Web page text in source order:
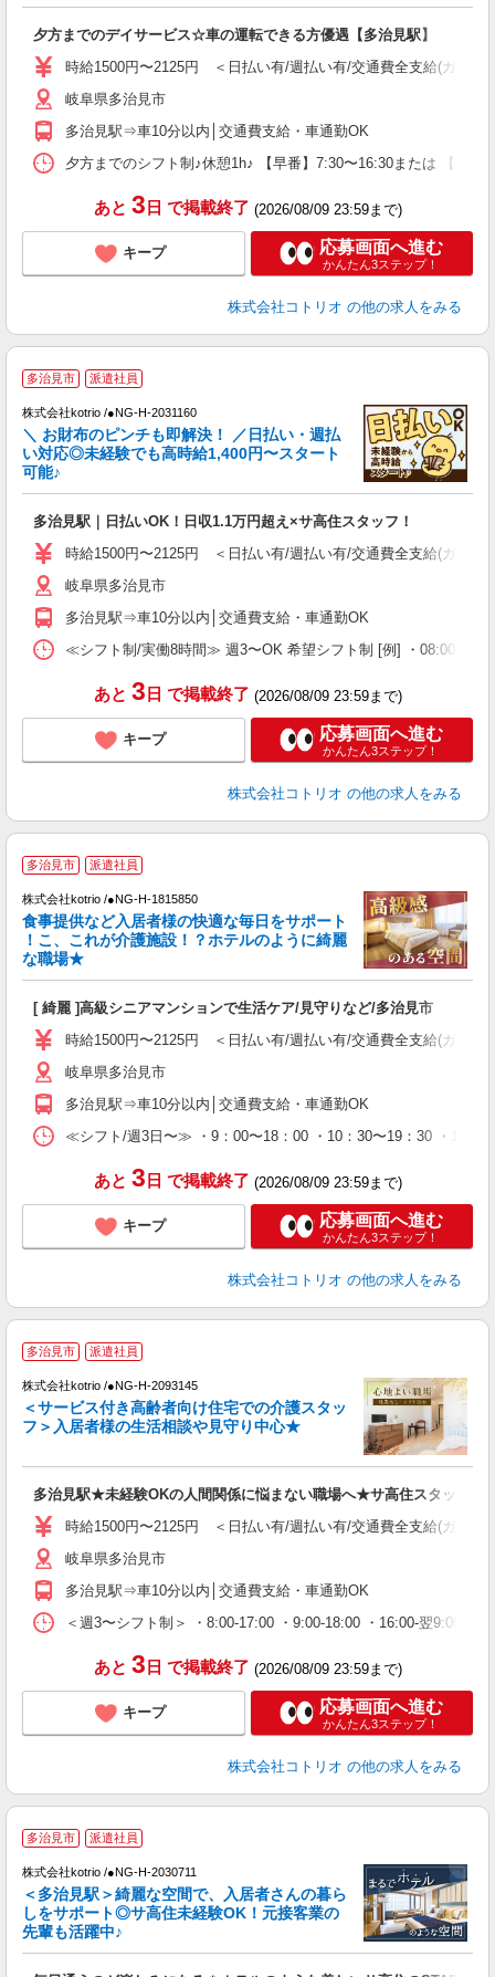
夕方までのデイサービス☆車の運転できる方優遇【多治見駅】
時給1500円〜2125円 ＜日払い有/週払い有/交通費全支給(ガソリ
岐阜県多治見市
多治見駅⇒車10分以内│交通費支給・車通勤OK
夕方までのシフト制♪休憩1h♪ 【早番】7:30〜16:30または 【日
あと 3 日 で掲載終了 (2026/08/09 23:59まで)
キープ 応募画面へ進む
かんたん3ステップ！
株式会社コトリオ の他の求人をみる
多治見市 派遣社員
株式会社kotrio /●NG-H-2031160
＼ お財布のピンチも即解決！ ／日払い・週払
い対応◎未経験でも高時給1,400円〜スタート
可能♪
多治見駅｜日払いOK！日収1.1万円超え×サ高住スタッフ！
時給1500円〜2125円 ＜日払い有/週払い有/交通費全支給(ガソリ
岐阜県多治見市
多治見駅⇒車10分以内│交通費支給・車通勤OK
≪シフト制/実働8時間≫ 週3〜OK 希望シフト制 [例] ・08:00 〜
あと 3 日 で掲載終了 (2026/08/09 23:59まで)
キープ 応募画面へ進む
かんたん3ステップ！
株式会社コトリオ の他の求人をみる
多治見市 派遣社員
株式会社kotrio /●NG-H-1815850
食事提供など入居者様の快適な毎日をサポート
！こ、これが介護施設！？ホテルのように綺麗
な職場★
[ 綺麗 ]高級シニアマンションで生活ケア/見守りなど/多治見市
時給1500円〜2125円 ＜日払い有/週払い有/交通費全支給(ガソリ
岐阜県多治見市
多治見駅⇒車10分以内│交通費支給・車通勤OK
≪シフト/週3日〜≫ ・9：00〜18：00 ・10：30〜19：30 ・16：
あと 3 日 で掲載終了 (2026/08/09 23:59まで)
キープ 応募画面へ進む
かんたん3ステップ！
株式会社コトリオ の他の求人をみる
多治見市 派遣社員
株式会社kotrio /●NG-H-2093145
＜サービス付き高齢者向け住宅での介護スタッ
フ＞入居者様の生活相談や見守り中心★
多治見駅★未経験OKの人間関係に悩まない職場へ★サ高住スタッフ
時給1500円〜2125円 ＜日払い有/週払い有/交通費全支給(ガソリ
岐阜県多治見市
多治見駅⇒車10分以内│交通費支給・車通勤OK
＜週3〜シフト制＞ ・8:00-17:00 ・9:00-18:00 ・16:00-翌
あと 3 日 で掲載終了 (2026/08/09 23:59まで)
キープ 応募画面へ進む
かんたん3ステップ！
株式会社コトリオ の他の求人をみる
多治見市 派遣社員
株式会社kotrio /●NG-H-2030711
＜多治見駅＞綺麗な空間で、入居者さんの暮ら
しをサポート◎サ高住未経験OK！元接客業の
先輩も活躍中♪